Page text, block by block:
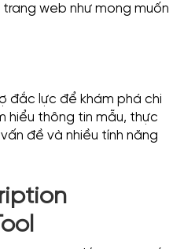
web như mong muốn
đắc lực để khám phá chi
hiểu thông tin mẫu, thực
đề và nhiều tính năng